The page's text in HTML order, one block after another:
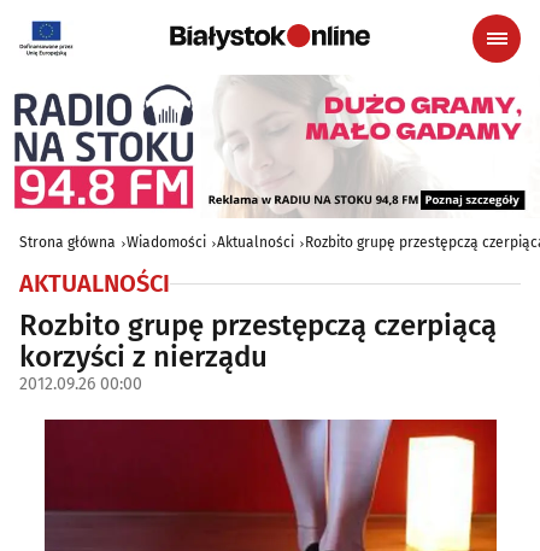
Strona główna Wiadomości Aktualności Rozbito grupę przestępczą
AKTUALNOŚCI
Rozbito grupę przestępczą czerpiącą
korzyści z nierządu
2012.09.26 00:00